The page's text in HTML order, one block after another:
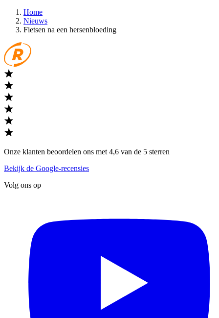
Home
Nieuws
Fietsen na een hersenbloeding
Onze klanten beoordelen ons met 4,6 van de 5 sterren
Bekijk de Google-recensies
Volg ons op